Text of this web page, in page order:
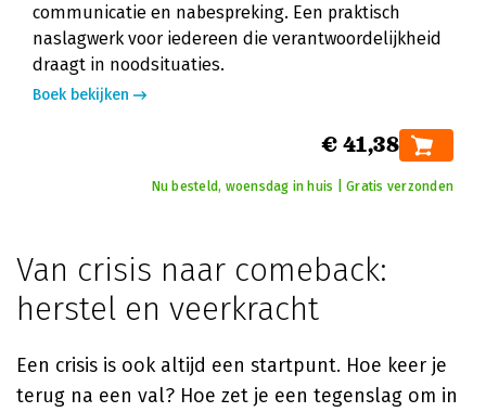
communicatie en nabespreking. Een praktisch
naslagwerk voor iedereen die verantwoordelijkheid
draagt in noodsituaties.
Boek bekijken
€ 41,38
Nu besteld, woensdag in huis | Gratis verzonden
Van crisis naar comeback:
herstel en veerkracht
Een crisis is ook altijd een startpunt. Hoe keer je
terug na een val? Hoe zet je een tegenslag om in